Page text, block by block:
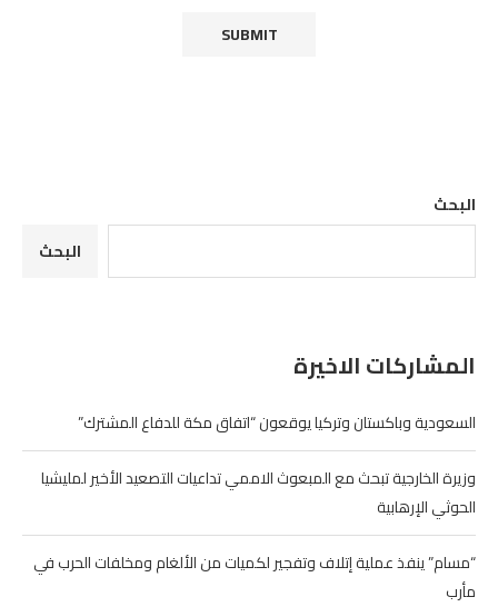
البحث
البحث
المشاركات الاخيرة
السعودية وباكستان وتركيا يوقعون “اتفاق مكة للدفاع المشترك”
وزيرة الخارجية تبحث مع المبعوث الاممي تداعيات التصعيد الأخير لمليشيا
الحوثي الإرهابية
“مسام” ينفذ عملية إتلاف وتفجير لكميات من الألغام ومخلفات الحرب في
مأرب